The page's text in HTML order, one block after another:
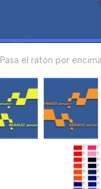
Pasa el ratón por